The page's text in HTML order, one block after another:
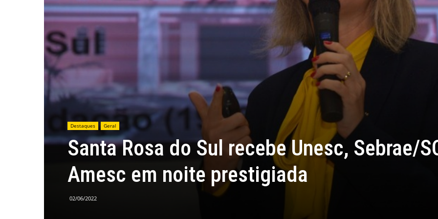
Destaques Geral
Santa Rosa do Sul recebe Unesc, Sebrae/
Amesc em noite prestigiada
02/06/2022